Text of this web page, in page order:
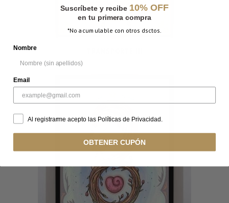
Suscríbete y recibe 10% OFF
en tu primera compra
*No acumulable con otros dsctos.
Nombre
Email
Al registrarme acepto las Políticas de Privacidad.
OBTENER CUPÓN